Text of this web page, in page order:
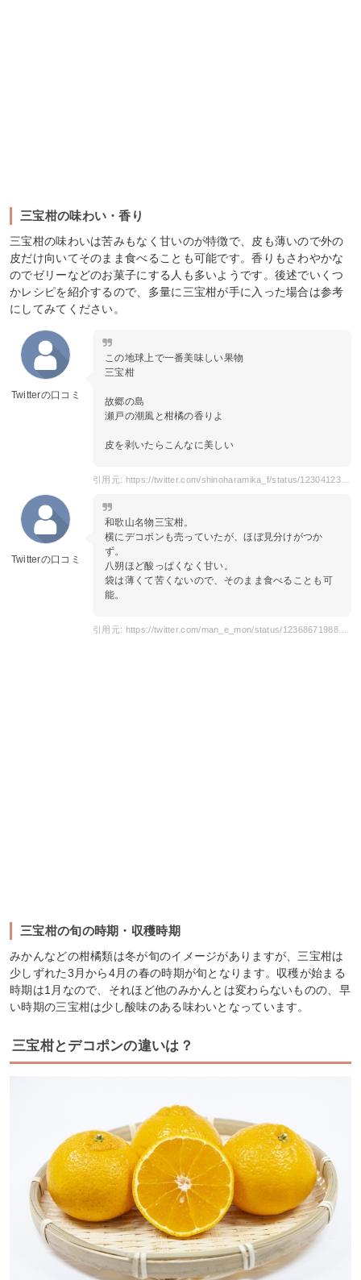
三宝柑の味わい・香り
三宝柑の味わいは苦みもなく甘いのが特徴で、皮も薄いので外の
皮だけ向いてそのまま食べることも可能です。香りもさわやかな
のでゼリーなどのお菓子にする人も多いようです。後述でいくつ
かレシピを紹介するので、多量に三宝柑が手に入った場合は参考
にしてみてください。
Twitterの口コミ
この地球上で一番美味しい果物
三宝柑
故郷の島
瀬戸の潮風と柑橘の香りよ
皮を剥いたらこんなに美しい
引用元: https://twitter.com/shinoharamika_f/status/1230412339209359361
Twitterの口コミ
和歌山名物三宝柑。
横にデコポンも売っていたが、ほぼ見分けがつか
ず。
八朔ほど酸っぱくなく甘い。
袋は薄くて苦くないので、そのまま食べることも可
能。
引用元: https://twitter.com/man_e_mon/status/1236867198808805376
三宝柑の旬の時期・収穫時期
みかんなどの柑橘類は冬が旬のイメージがありますが、三宝柑は
少しずれた3月から4月の春の時期が旬となります。収穫が始まる
時期は1月なので、それほど他のみかんとは変わらないものの、早
い時期の三宝柑は少し酸味のある味わいとなっています。
三宝柑とデコポンの違いは？